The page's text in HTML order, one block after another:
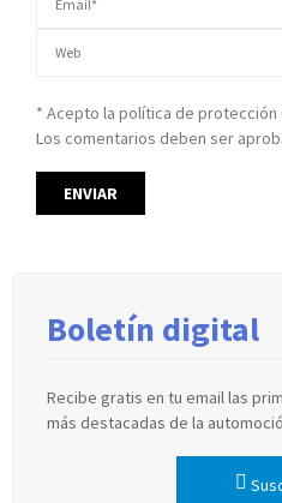
* Acepto la política de protección
Los comentarios deben ser
Boletín digital
Recibe gratis en tu email las
más destacadas de la